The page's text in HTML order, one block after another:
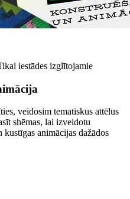
iestādes izglītojamie
veidosim tematiskus attēlus
shēmas, lai izveidotu
animācijas dažādos